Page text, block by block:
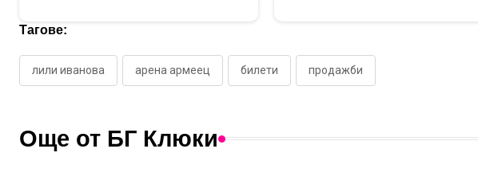
Тагове:
лили иванова арена армеец билети продажби
Още от БГ Клюки